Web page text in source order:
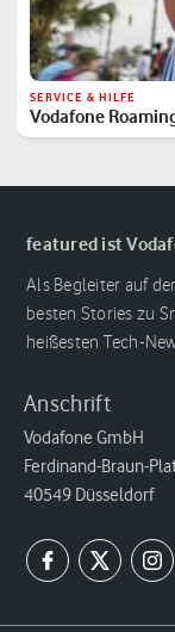
SERVICE & HILFE
Vodafone
featured ist
Als Begleiter auf
besten Stories zu
heißesten Tech-
Anschrift
Vodafone GmbH
Ferdinand-Braun-
40549 Düsseldorf